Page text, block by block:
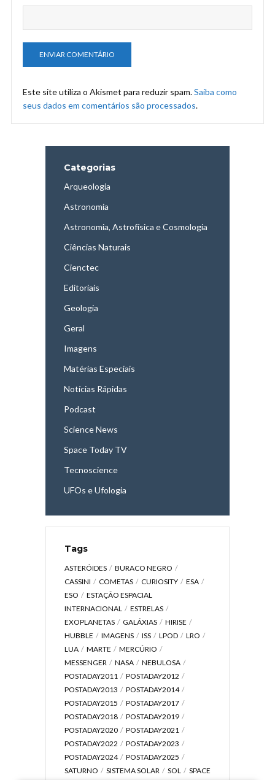
Este site utiliza o Akismet para reduzir spam.Saiba como
seus dados em comentários são processados.
Categorias
Arqueologia
Astronomia
Astronomia, Astrofísica e Cosmologia
Ciências Naturais
Cienctec
Editoriais
Geologia
Geral
Imagens
Matérias Especiais
Notícias Rápidas
Podcast
Science News
Space Today TV
Tecnoscience
UFOs e Ufologia
Tags
ASTERÓIDES
BURACO NEGRO
CASSINI
COMETAS CURIOSITY
ESA
ESO
ESTAÇÃO ESPACIAL
INTERNACIONAL
ESTRELAS
EXOPLANETAS
GALÁXIAS
HIRISE
HUBBLE
IMAGENS ISS LPOD
LRO
LUA
MARTE
MERCÚRIO
MESSENGER
NASA
NEBULOSA
POSTADAY2011
POSTADAY2012
POSTADAY2013
POSTADAY2014
POSTADAY2015
POSTADAY2017
POSTADAY2018
POSTADAY2019
POSTADAY2020
POSTADAY2021
POSTADAY2022
POSTADAY2023
POSTADAY2024
POSTADAY2025
SATURNO
SISTEMA SOLAR SOL
SPACE